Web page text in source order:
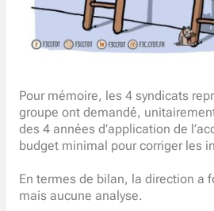
Pour mémoire, les 4 syndicats
groupe ont demandé,
des 4 années d’application de
budget minimal pour corriger les
En termes de bilan, la direction a
mais aucune analyse.